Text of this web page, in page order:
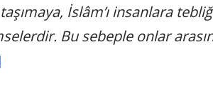
İslâm’ı insanlara
Bu sebeple onlar